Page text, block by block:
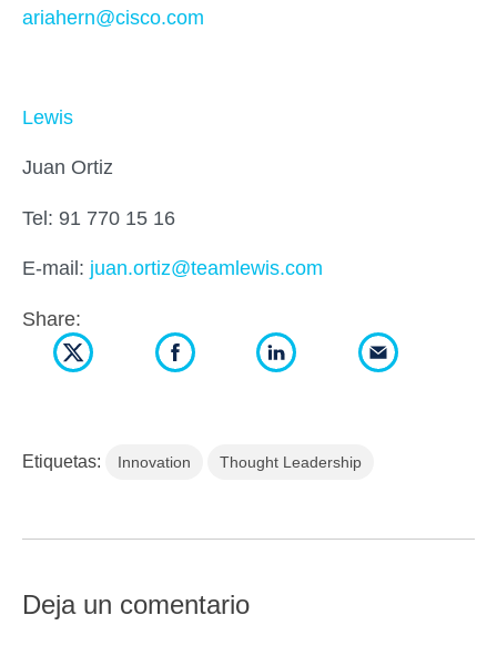
ariahern@cisco.com
Lewis
Juan Ortiz
Tel: 91 770 15 16
E-mail: juan.ortiz@teamlewis.com
Share:
Etiquetas: Innovation Thought Leadership
Deja un comentario